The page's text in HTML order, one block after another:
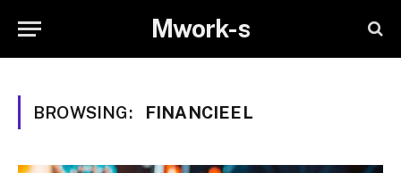
Mwork-s
BROWSING: FINANCIEEL